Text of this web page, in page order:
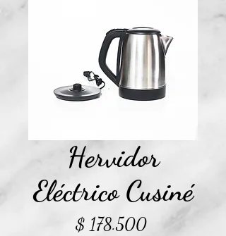
Hervidor
Eléctrico Cusiné
$ 178.500Precio